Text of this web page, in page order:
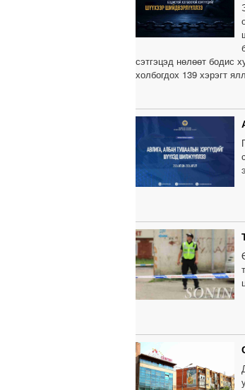
сэтгэцэд нөлөөт бодис
холбогдох 139 хэрэгт